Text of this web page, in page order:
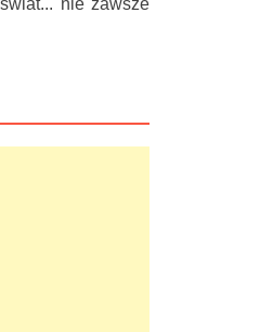
nie zawsze